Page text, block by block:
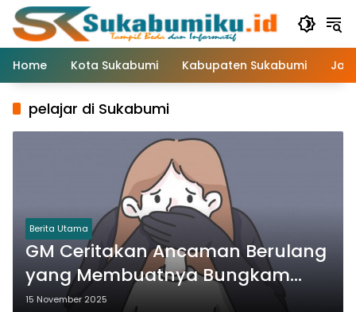
Langsung
konten
Home
Kota Sukabumi Kabupaten Sukabumi
pelajar di Sukabumi
Berita Utama
GM Ceritakan Ancaman Berulang
yang Membuatnya Bungkam
Selama 13 Tahun
15 November 2025